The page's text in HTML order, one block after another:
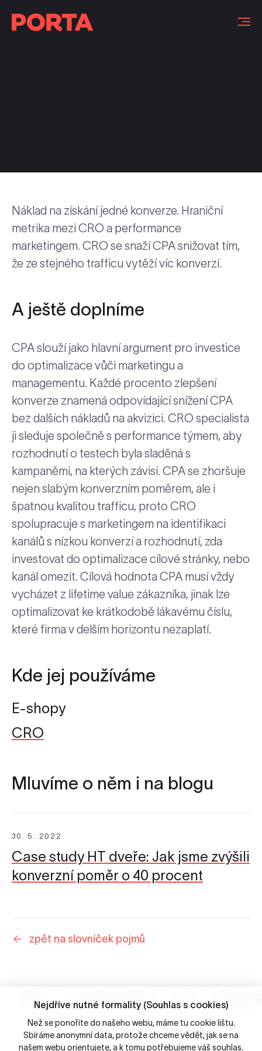
Náklad na získání jedné konverze. Hraniční
metrika mezi CRO a performance
marketingem. CRO se snaží CPA snižovat tím,
že ze stejného trafficu vytěží víc konverzí.
A ještě doplníme
CPA slouží jako hlavní argument pro investice
do optimalizace vůči marketingu a
managementu. Každé procento zlepšení
konverze znamená odpovídající snížení CPA
bez dalších nákladů na akvizici. CRO specialista
ji sleduje společně s performance týmem, aby
rozhodnutí o testech byla sladěná s
kampaněmi, na kterých závisí. CPA se zhoršuje
nejen slabým konverzním poměrem, ale i
špatnou kvalitou trafficu, proto CRO
spolupracuje s marketingem na identifikaci
kanálů s nízkou konverzí a rozhodnutí, zda
investovat do optimalizace cílové stránky, nebo
kanál omezit. Cílová hodnota CPA musí vždy
vycházet z lifetime value zákazníka, jinak lze
optimalizovat ke krátkodobě lákavému číslu,
které firma v delším horizontu nezaplatí.
Kde jej používáme
E-shopy
CRO
Mluvíme o něm i na blogu
30. 5. 2022
Case study HT dveře: Jak jsme zvýšili
konverzní poměr o 40 procent
zpět na slovníček pojmů
Linkedin
Nejdříve nutné formality (Souhlas s cookies)
Než se ponoříte do našeho webu, máme tu cookie lištu.
Sbíráme anonymní data, protože chceme vědět, jak se na
našem webu orientujete, a k tomu potřebujeme váš souhlas.